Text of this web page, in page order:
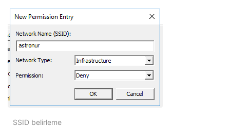
SSID belirleme